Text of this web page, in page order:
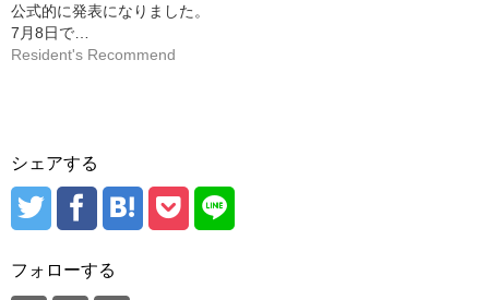
公式的に発表になりました。
7月8日で…
Resident's Recommend
シェアする
フォローする